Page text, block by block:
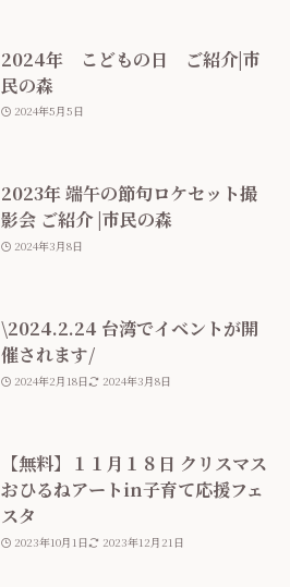
2024年 こどもの日 ご紹介|市
民の森
2024年5月5日
2023年 端午の節句ロケセット撮
影会 ご紹介 |市民の森
2024年3月8日
\2024.2.24 台湾でイベントが開
催されます/
2024年2月18日 2024年3月8日
【無料】１１月１８日 クリスマス
おひるねアートin子育て応援フェ
スタ
2023年10月1日 2023年12月21日